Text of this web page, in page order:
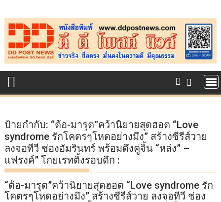
to
content
ป้ายกำกับ: “ต้อ-มารุต”คว้านิยายสุดฮอต “Love
syndrome รักโคตรๆโหดอย่างมึง” สร้างซีรีส์วาย
ลงจอทีวี ช่องอัมรินทร์ พร้อมดึงคู่จิ้น “หล่ง” –
แฟรงค์” โกยเรทติ้งรอบดึก :
“ต้อ-มารุต”คว้านิยายสุดฮอต “Love syndrome รัก
โคตรๆโหดอย่างมึง” สร้างซีรีส์วาย ลงจอทีวี ช่อง